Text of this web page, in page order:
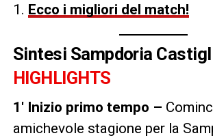
1. Ecco i migliori del match!
Sintesi Sampdoria
HIGHLIGHTS
1′ Inizio primo tempo –
amichevole stagione per la